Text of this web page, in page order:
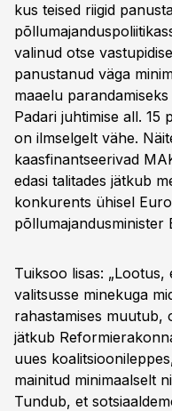
kus teised riigid
valinud otse
panustanud väga
maaelu
Padari juhtimise all. 15
on ilmselgelt vähe.
kaasfinantseerivad
edasi talitades jätkub
konkurents ühisel
põllumajandusminister
Tuiksoo lisas: „Lootus,
valitsusse minekuga
rahastamises muutub,
jätkub
uues
mainitud minimaalselt
Tundub, et